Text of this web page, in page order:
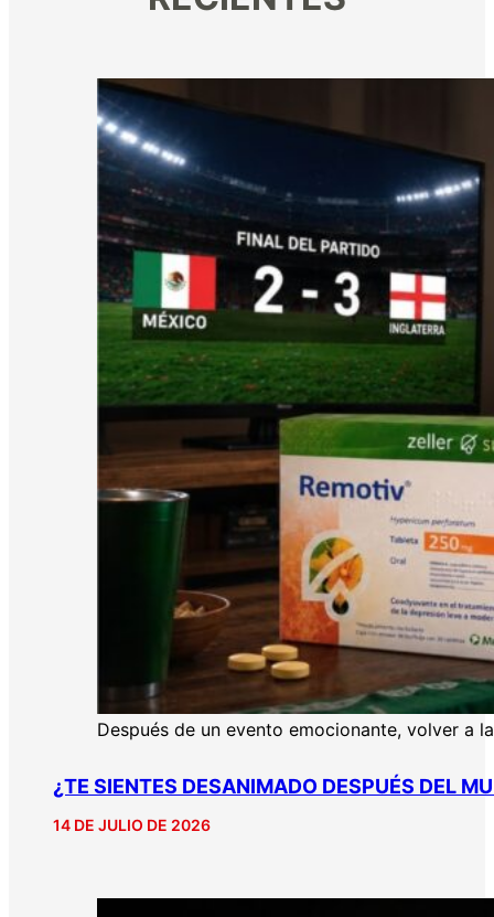
Después de un evento emocionante, volver a
¿TE SIENTES DESANIMADO DESPUÉS DEL
14 DE JULIO DE 2026